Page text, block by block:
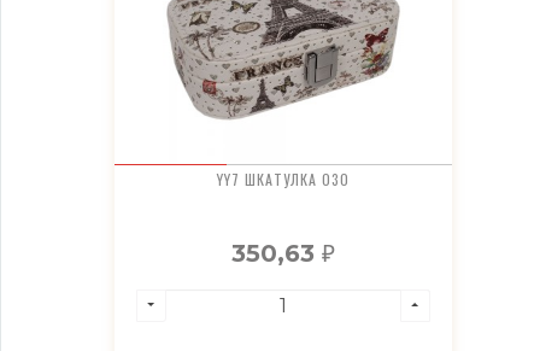
YY7 ШКАТУЛКА 030
350,63 ₽